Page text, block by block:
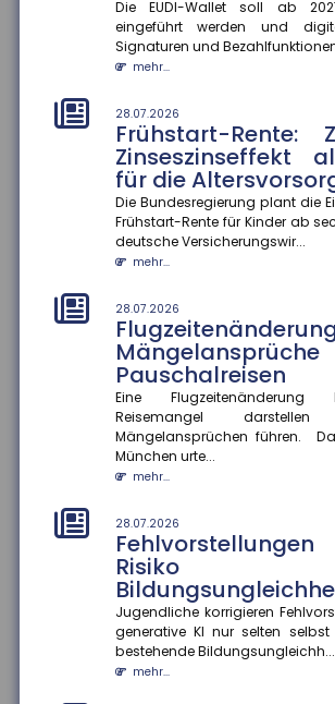
Die EUDI-Wallet soll ab
eingeführt werden und
Signaturen und
mehr...
28.07.2026
Frühstart-Rente:
Zinseszinseffekt
für die
Die Bundesregierung plant die
Frühstart-Rente für Kinder ab
deutsche Versicherungswir...
mehr...
28.07.2026
Pauschalreisen
Eine
Reisemangel
Mängelansprüchen führen.
München urte...
mehr...
28.07.2026
Risiko
Jugendliche korrigieren
generative KI nur selten
bestehende Bildungsungleichh...
mehr...
mehr Beschäftigte
den Beruf
Der Anteil der Beschäftigten,
2024 um 13 Prozentp...
mehr...
28.07.2026
Mobilität: Wie
Karrierechancen
Paare, die umziehen,
zu müssen. Eine aktuelle Studie...
mehr...
28.07.2026
Mehr
Smart Home
Verbraucher sollen künftig
können, welche Daten aus ihrem
teilen. Im Rahmen des Proj...
25.07.2026
Frühstartrente
Der Gesetzentwurf zur
an. Demnach sollen für jedes Kind
zum 18. Lebensjahr...
mehr...